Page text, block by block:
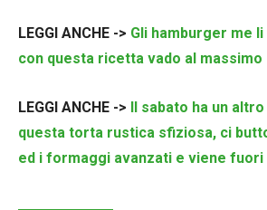
LEGGI ANCHE -> Gli hamburger me
con questa ricetta vado al massimo
LEGGI ANCHE -> Il sabato ha un
questa torta rustica sfiziosa, ci
ed i formaggi avanzati e viene fuori